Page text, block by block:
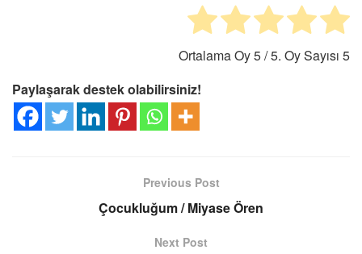
Ortalama Oy5/ 5. Oy Sayısı 5
Paylaşarak destek olabilirsiniz!
Previous Post
Çocukluğum / Miyase Ören
Next Post